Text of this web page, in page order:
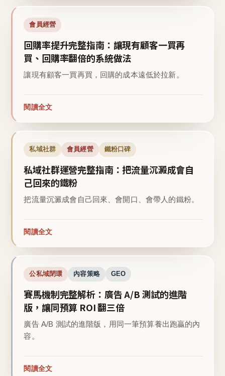
會員經營
回購率提升完整指南：讓現有顧客一買再
買、回購率翻倍的系統做法
讓現有顧客一買再買，回購的成本遠低於拉新。
閱讀全文
私域社群 會員經營 鐵粉口碑
私域社群運營完整指南：把流量沉澱成會自
己回來的鐵粉
把流量沉澱成會自己回來、會開口、會帶人的鐵粉。
閱讀全文
公私域閉環 內容策略 GEO
賽馬機制完整解析：廣告 A/B 測試的進階
版，讓同預算 ROI 翻三倍
廣告 A/B 測試的進階版，用同一筆預算養出跑贏的內
容。
閱讀全文